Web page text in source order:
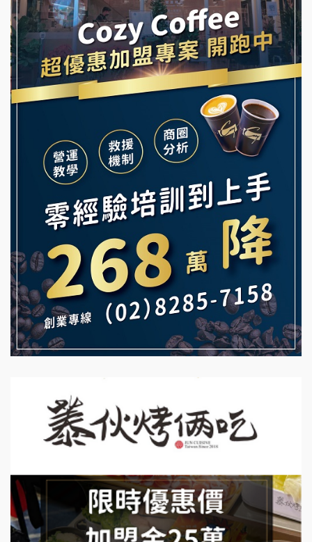
霏等茶加盟說明會
早安山丘加盟說明會
冰封仙果加盟說明會
Ramble Café 漫步藍咖啡加盟說明會
微風亭鐵板燒加盟說明會
鮮茶道加盟說明會
【曉妍美妝】誠徵行政櫃檯
自助洗衣店誠徵代洗收送人員(台中市)
MUSHEN徵SPA美容芳療師
日十。早午食加盟說明會
拾鑶火鍋加盟說明會
阿性情趣無人販售所加盟明會
龍涎居好湯加盟說明會
舒油頭加盟說明會
義氣豐發雞加盟說明會
Mr.Wish加盟說明會
白鬍泡泡 BOHO POPO加盟說明會
雞咕雞咕加盟說明會
TEA TOP加盟說明會
珍好味臭臭鍋加盟說明會
藍象廷泰式火鍋加盟說明會
日十。早午食加盟說明會
上宇林加盟說明會
手作功夫茶加盟說明會
SHARE TEA歇腳亭加盟說明會